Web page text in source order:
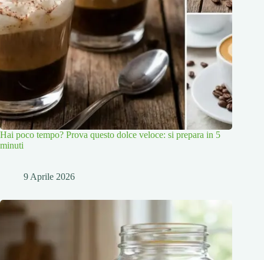
Hai poco tempo? Prova questo dolce veloce: si prepara in 5
minuti
9 Aprile 2026